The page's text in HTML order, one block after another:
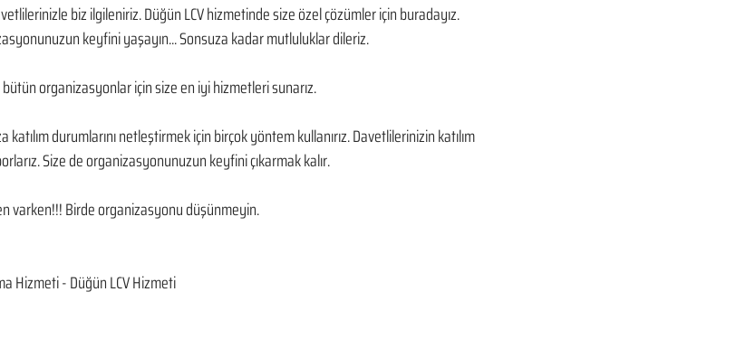
biz ilgileniriz. Düğün LCV hizmetinde size özel çözümler için buradayız.
keyfini yaşayın... Sonsuza kadar mutluluklar dileriz.
bütün organizasyonlar için size en iyi hizmetleri sunarız.
durumlarını netleştirmek için birçok yöntem kullanırız. Davetlilerinizin katılım
Size de organizasyonunuzun keyfini çıkarmak kalır.
varken!!! Birde organizasyonu düşünmeyin.
Hizmeti - Düğün LCV Hizmeti